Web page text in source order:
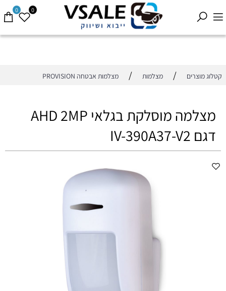
0 0
קטלוג מוצרים / מצלמות / מצלמות אבטחה PROVISION
מצלמה מוסלקת בגלאי AHD 2MP
דגם IV-390A37-V2